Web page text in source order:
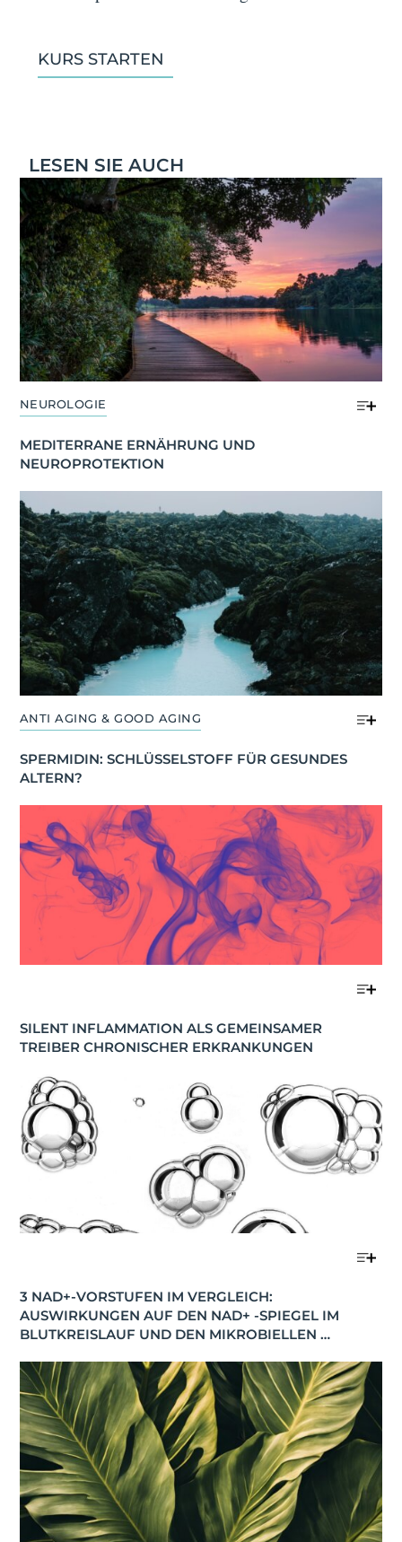
KURS STARTEN
LESEN SIE AUCH
NEUROLOGIE
MEDITERRANE ERNÄHRUNG UND
NEUROPROTEKTION
ANTI AGING & GOOD AGING
SPERMIDIN: SCHLÜSSELSTOFF FÜR GESUNDES
ALTERN?
SILENT INFLAMMATION ALS GEMEINSAMER
TREIBER CHRONISCHER ERKRANKUNGEN
3 NAD+-VORSTUFEN IM VERGLEICH:
AUSWIRKUNGEN AUF DEN NAD+ -SPIEGEL IM
BLUTKREISLAUF UND DEN MIKROBIELLEN